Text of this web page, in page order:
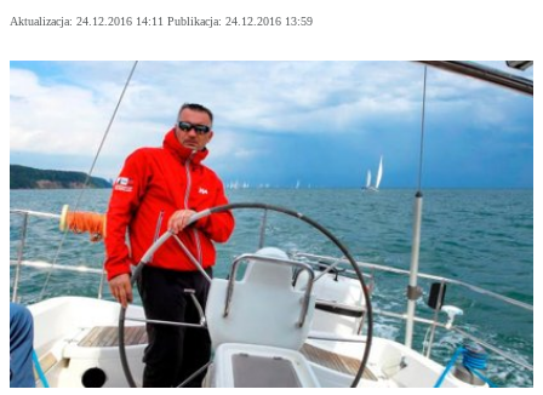
Aktualizacja: 24.12.2016 14:11 Publikacja: 24.12.2016 13:59